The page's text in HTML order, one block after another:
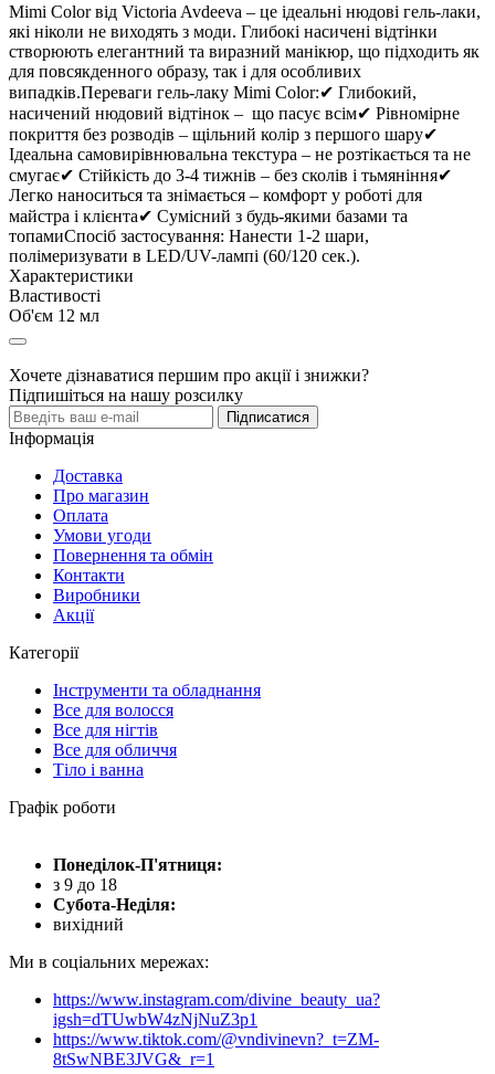
Mimi Color від Victoria Avdeeva – це ідеальні нюдові гель-лаки,
які ніколи не виходять з моди. Глибокі насичені відтінки
створюють елегантний та виразний манікюр, що підходить як
для повсякденного образу, так і для особливих
випадків.Переваги гель-лаку Mimi Color:✔ Глибокий,
насичений нюдовий відтінок – що пасує всім✔ Рівномірне
покриття без розводів – щільний колір з першого шару✔
Ідеальна самовирівнювальна текстура – не розтікається та не
смугає✔ Стійкість до 3-4 тижнів – без сколів і тьмяніння✔
Легко наноситься та знімається – комфорт у роботі для
майстра і клієнта✔ Сумісний з будь-якими базами та
топамиСпосіб застосування: Нанести 1-2 шари,
полімеризувати в LED/UV-лампі (60/120 сек.).
Характеристики
Властивості
Об'єм 12 мл
Хочете дізнаватися першим про акції і знижки?
Підпишіться на нашу розсилку
Підписатися
Інформація
Доставка
Про магазин
Оплата
Умови угоди
Повернення та обмін
Контакти
Виробники
Акції
Категорії
Інструменти та обладнання
Все для волосся
Все для нігтів
Все для обличчя
Тіло і ванна
Графік роботи
Понеділок-П'ятниця:
з 9 до 18
Субота-Неділя:
вихідний
Ми в соціальних мережах:
https://www.instagram.com/divine_beauty_ua?
igsh=dTUwbW4zNjNuZ3p1
https://www.tiktok.com/@vndivinevn?_t=ZM-
8tSwNBE3JVG&_r=1